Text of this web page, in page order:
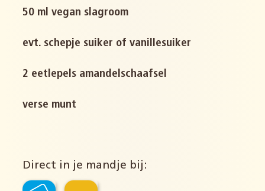
50 ml vegan slagroom
evt. schepje suiker of vanillesuiker
2 eetlepels amandelschaafsel
verse munt
Direct in je mandje bij: